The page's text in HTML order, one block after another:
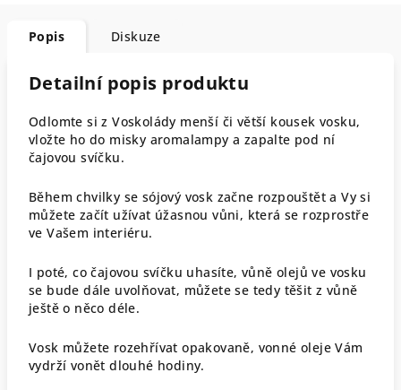
Popis Diskuze
Detailní popis produktu
Odlomte si z Voskolády menší či větší kousek vosku,
vložte ho do misky aromalampy a zapalte pod ní
čajovou svíčku.
Během chvilky se sójový vosk začne rozpouštět a Vy si
můžete začít užívat úžasnou vůni, která se rozprostře
ve Vašem interiéru.
I poté, co čajovou svíčku uhasíte, vůně olejů ve vosku
se bude dále uvolňovat, můžete se tedy těšit z vůně
ještě o něco déle.
Vosk můžete rozehřívat opakovaně, vonné oleje Vám
vydrží vonět dlouhé hodiny.